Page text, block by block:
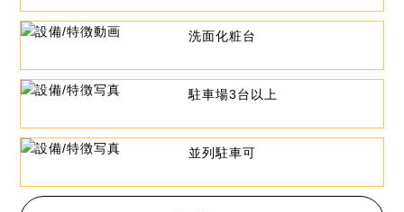
洗面化粧台
駐車場3台以上
並列駐車可